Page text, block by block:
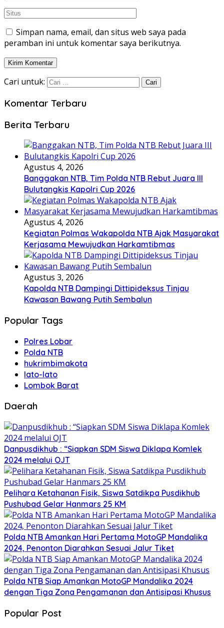
Simpan nama, email, dan situs web saya pada
peramban ini untuk komentar saya berikutnya.
Cari untuk:
Komentar Terbaru
Berita Terbaru
Agustus 4, 2026
Banggakan NTB, Tim Polda NTB Rebut Juara III
Bulutangkis Kapolri Cup 2026
Agustus 4, 2026
Kegiatan Polmas Wakapolda NTB Ajak Masyarakat
Kerjasama Mewujudkan Harkamtibmas
Agustus 3, 2026
Kapolda NTB Dampingi Dittipideksus Tinjau
Kawasan Bawang Putih Sembalun
Popular Tags
Polres Lobar
Polda NTB
hukrimbimakota
lato-lato
Lombok Barat
Daerah
Danpusdikhub : “Siapkan SDM Siswa Diklapa Komlek
2024 melalui OJT
Pelihara Ketahanan Fisik, Siswa Satdikpa Pusdikhub
Pushubad Gelar Hanmars 25 KM
Polda NTB Amankan Hari Pertama MotoGP Mandalika
2024, Penonton Diarahkan Sesuai Jalur Tiket
Polda NTB Siap Amankan MotoGP Mandalika 2024
dengan Tiga Zona Pengamanan dan Antisipasi Khusus
Popular Post